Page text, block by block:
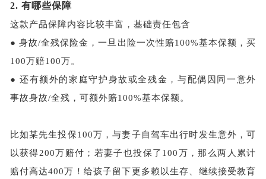
2. 有哪些保障
这款产品保障内容比较丰富，基础责任包含
● 身故/全残保险金，一旦出险一次性赔100%基本保额，买
100万赔100万。
● 还有额外的家庭守护身故或全残金，与配偶因同一意外
事故身故/全残，可额外赔100%基本保额。
比如某先生投保100万，与妻子自驾车出行时发生意外，可
以获得200万赔付；若妻子也投保了100万，那么两人累计
赔付高达400万！给孩子留下更多赖以生存、继续接受教育